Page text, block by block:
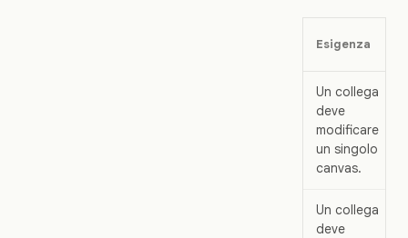
Esigenza
Un collega
deve
modificare
un singolo
canvas.
Un collega
deve